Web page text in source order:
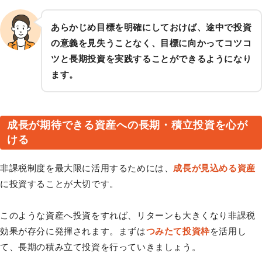
あらかじめ目標を明確にしておけば、途中で投資
の意義を見失うことなく、目標に向かってコツコ
ツと長期投資を実践することができるようになり
ます。
成長が期待できる資産への長期・積立投資を心が
ける
非課税制度を最大限に活用するためには、 成長が見込める資産
に投資することが大切です。
このような資産へ投資をすれば、リターンも大きくなり非課税
効果が存分に発揮されます。まずはつみたて投資枠を活用し
て、長期の積み立て投資を行っていきましょう。